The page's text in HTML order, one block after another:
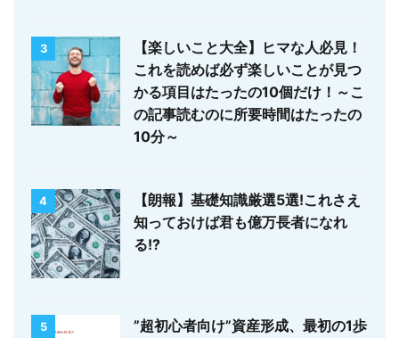
3
【楽しいこと大全】ヒマな人必見！
これを読めば必ず楽しいことが見つ
かる項目はたったの10個だけ！～こ
の記事読むのに所要時間はたったの
10分～
4
【朗報】基礎知識厳選5選!これさえ
知っておけば君も億万長者になれ
る!?
5
”超初心者向け”資産形成、最初の1歩